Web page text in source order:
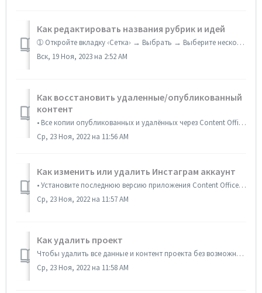
Как редактировать названия рубрик и идей
➀ Откройте вкладку ‹Сетка› → Выбрать → Выберите несколько постов, историй или Рилс → Нажмите на‹Запланировать› → Идея. ➁ Чтобы изменить название рубрики...
Вск, 19 Ноя, 2023 на 2:52 AM
Как восстановить удаленные/опубликованный
контент
• Все копии опубликованных и удалённых через Content Office постов, Stories и Reels хранятся в Архиве (Откройте вкладку ‹Офис› → Архив). • Чтобы вернуть...
Ср, 23 Ноя, 2022 на 11:56 AM
Как изменить или удалить Инстаграм аккаунт
• Установите последнюю версию приложения Content Office (Найдите Content Office через поиск в App Store); • Откройте Content Office → Офис → Проекты → ...
Ср, 23 Ноя, 2022 на 11:57 AM
Как удалить проект
Чтобы удалить все данные и контент проекта без возможности восстановления: Откройте вкладку Офис → Проекты → Выберите проект → Снизу экрана нажмите ‘Удалить...
Ср, 23 Ноя, 2022 на 11:58 AM